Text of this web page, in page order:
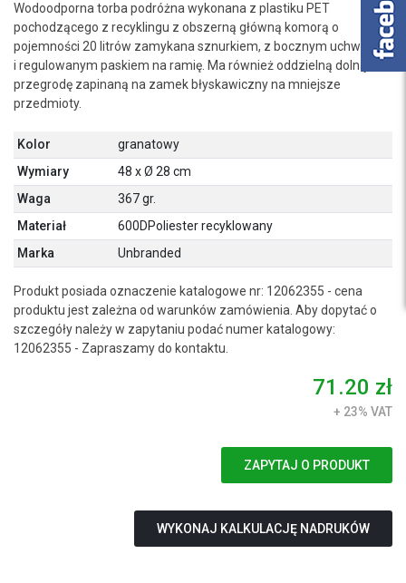
Wodoodporna torba podróżna wykonana z plastiku PET
pochodzącego z recyklingu z obszerną główną komorą o
pojemności 20 litrów zamykana sznurkiem, z bocznym uchwytem
i regulowanym paskiem na ramię. Ma również oddzielną dolną
przegrodę zapinaną na zamek błyskawiczny na mniejsze
przedmioty.
Kolor
granatowy
Wymiary
48 x Ø 28 cm
Waga
367 gr.
Materiał
600DPoliester recyklowany
Marka
Unbranded
Produkt posiada oznaczenie katalogowe nr: 12062355 - cena
produktu jest zależna od warunków zamówienia. Aby dopytać o
szczegóły należy w zapytaniu podać numer katalogowy:
12062355 - Zapraszamy do kontaktu.
71.20 zł
+ 23% VAT
ZAPYTAJ O PRODUKT
WYKONAJ KALKULACJĘ NADRUKÓW